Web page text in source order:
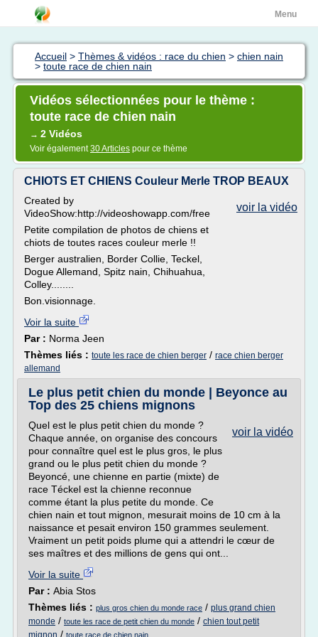
Menu
Accueil > Thèmes & vidéos : race du chien > chien nain
> toute race de chien nain
Vidéos sélectionnées pour le thème :
toute race de chien nain
→ 2 Vidéos
Voir également30 Articles pour ce thème
CHIOTS ET CHIENS Couleur Merle TROP BEAUX
voir la vidéo
Created by
VideoShow:http://videoshowapp.com/free
Petite compilation de photos de chiens et
chiots de toutes races couleur merle !!
Berger australien, Border Collie, Teckel,
Dogue Allemand, Spitz nain, Chihuahua,
Colley........
Bon.visionnage.
Voir la suite
Par : Norma Jeen
Thèmes liés : toute les race de chien berger / race chien berger
allemand
Le plus petit chien du monde | Beyonce au
Top des 25 chiens mignons
voir la vidéo
Quel est le plus petit chien du monde ?
Chaque année, on organise des concours
pour connaître quel est le plus gros, le plus
grand ou le plus petit chien du monde ?
Beyoncé, une chienne en partie (mixte) de
race Téckel est la chienne reconnue
comme étant la plus petite du monde. Ce
chien nain et tout mignon, mesurait moins de 10 cm à la
naissance et pesait environ 150 grammes seulement.
Vraiment un petit poids plume qui a attendri le cœur de
ses maîtres et des millions de gens qui ont...
Voir la suite
Par : Abia Stos
Thèmes liés : plus gros chien du monde race / plus grand chien
monde / toute les race de petit chien du monde / chien tout petit
mignon / toute race de chien nain